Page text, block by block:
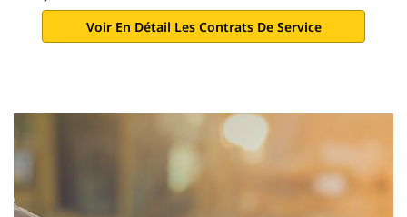
Voir En Détail Les Contrats De Service